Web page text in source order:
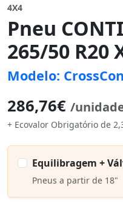
4X4
Pneu
265/50 R20
Modelo:
286,76€ /
+ Ecovalor Obrigatório de
Equilibragem +
Pneus a partir de 18"